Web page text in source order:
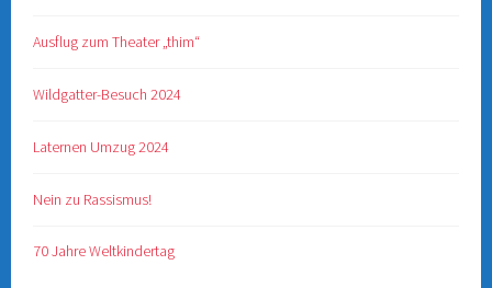
Ausflug zum Theater „thim“
Wildgatter-Besuch 2024
Laternen Umzug 2024
Nein zu Rassismus!
70 Jahre Weltkindertag